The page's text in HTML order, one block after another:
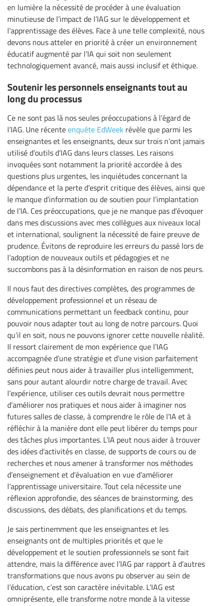
en lumière la nécessité de procéder à une évaluation
minutieuse de l’impact de l’IAG sur le développement et
l’apprentissage des élèves. Face à une telle complexité, nous
devons nous atteler en priorité à créer un environnement
éducatif augmenté par l’IA qui soit non seulement
technologiquement avancé, mais aussi inclusif et éthique.
Soutenir les personnels enseignants tout au
long du processus
Ce ne sont pas là nos seules préoccupations à l’égard de
l’IAG. Une récenteenquête EdWeek révèle que parmi les
enseignantes et les enseignants, deux sur trois n’ont jamais
utilisé d’outils d’IAG dans leurs classes. Les raisons
invoquées sont notamment la priorité accordée à des
questions plus urgentes, les inquiétudes concernant la
dépendance et la perte d’esprit critique des élèves, ainsi que
le manque d’information ou de soutien pour l’implantation
de l’IA. Ces préoccupations, que je ne manque pas d’évoquer
dans mes discussions avec mes collègues aux niveaux local
et international, soulignent la nécessité de faire preuve de
prudence. Évitons de reproduire les erreurs du passé lors de
l’adoption de nouveaux outils et pédagogies et ne
succombons pas à la désinformation en raison de nos peurs.
Il nous faut des directives complètes, des programmes de
développement professionnel et un réseau de
communications permettant un feedback continu, pour
pouvoir nous adapter tout au long de notre parcours. Quoi
qu’il en soit, nous ne pouvons ignorer cette nouvelle réalité.
Il ressort clairement de mon expérience que l’IAG
accompagnée d’une stratégie et d’une vision parfaitement
définies peut nous aider à travailler plus intelligemment,
sans pour autant alourdir notre charge de travail. Avec
l’expérience, utiliser ces outils devrait nous permettre
d’améliorer nos pratiques et nous aider à imaginer nos
futures salles de classe, à comprendre le rôle de l’IA et à
réfléchir à la manière dont elle peut libérer du temps pour
des tâches plus importantes. L’IA peut nous aider à trouver
des idées d’activités en classe, de supports de cours ou de
recherches et nous amener à transformer nos méthodes
d’enseignement et d’évaluation en vue d’améliorer
l’apprentissage universitaire. Tout cela nécessite une
réflexion approfondie, des séances de brainstorming, des
discussions, des débats, des planifications et du temps.
Je sais pertinemment que les enseignantes et les
enseignants ont de multiples priorités et que le
développement et le soutien professionnels se sont fait
attendre, mais la différence avec l’IAG par rapport à d’autres
transformations que nous avons pu observer au sein de
l’éducation, c’est son caractère inévitable. L’IAG est
omniprésente, elle transforme notre monde à la vitesse